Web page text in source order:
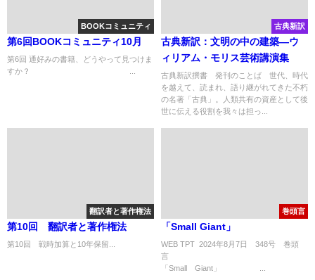
BOOKコミュニティ
第6回BOOKコミュニティ10月
第6回 通好みの書籍、どうやって見つけま
すか？ ...
古典新訳
古典新訳：文明の中の建築―ウ
ィリアム・モリス芸術講演集
古典新訳撰書 発刊のことば 世代、時代
を越えて、読まれ、語り継がれてきた不朽
の名著「古典」。人類共有の資産として後
世に伝える役割を我々は担っ...
翻訳者と著作権法
第10回 翻訳者と著作権法
第10回 戦時加算と10年保留...
巻頭言
「Small Giant」
WEB TPT 2024年8月7日 348号 巻頭
「Small Giant」 ...